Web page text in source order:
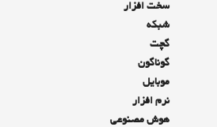
سخت افزار
شبکه
گچت
گوناگون
موبایل
نرم افزار
هوش مصنوعی